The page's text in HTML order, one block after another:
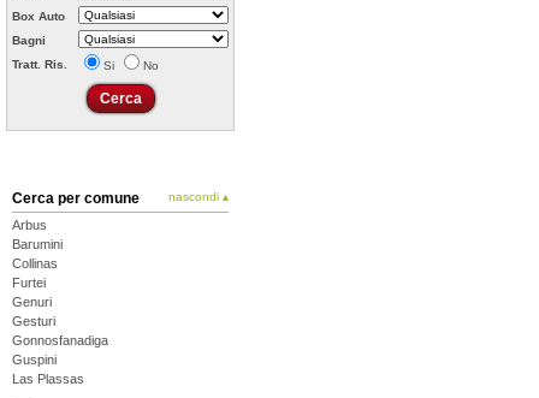
Box Auto
Bagni
Tratt. Ris.
Si No
Cerca per comune nascondi ▴
Arbus
Barumini
Collinas
Furtei
Genuri
Gesturi
Gonnosfanadiga
Guspini
Las Plassas